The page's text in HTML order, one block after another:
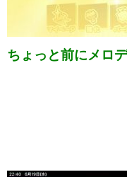
ちょっと前にメロ